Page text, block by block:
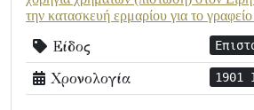
την κατασκευή ερμαρίου για το
Είδος
Χρονολογία 1901